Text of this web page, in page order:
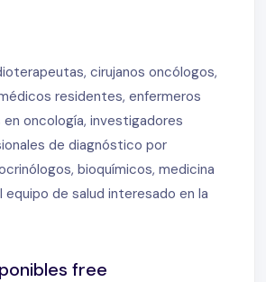
natural de la LLC?
2126 pts con LLC en 20 años
Factores clásicos
segundas neoplasias en LLC
Richter
B De novo vs.
prolinfocítica
en LLC y su
y Mutación TP53
cirujanos oncólogos,
residentes, enfermeros
oncología, investigadores
de diagnóstico por
bioquímicos, medicina
de salud interesado en la
free